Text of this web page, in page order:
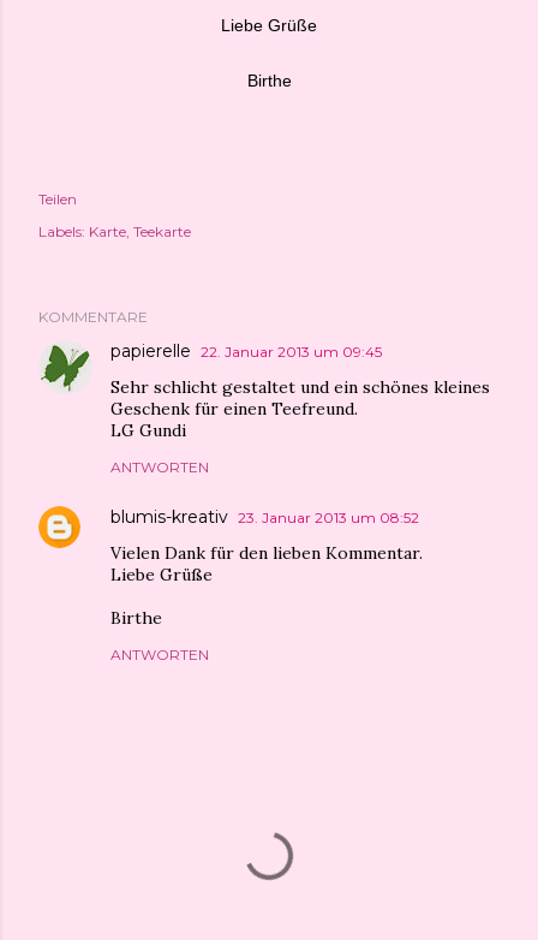
Liebe Grüße
Birthe
Teilen
Labels: Karte Teekarte
KOMMENTARE
papierelle 22. Januar 2013 um 09:45
Sehr schlicht gestaltet und ein schönes kleines
Geschenk für einen Teefreund.
LG Gundi
ANTWORTEN
blumis-kreativ 23. Januar 2013 um 08:52
Vielen Dank für den lieben Kommentar.
Liebe Grüße
Birthe
ANTWORTEN